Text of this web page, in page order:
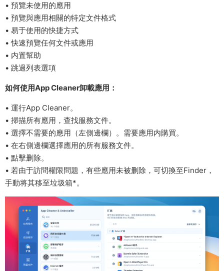
• 預覽未使用的應用
• 預覽與應用相關的特定文件格式
• 易于使用的快捷方式
• 快速預覽任何文件或應用
• 内置幫助
• 跳過列表選項
如何使用App Cleaner卸載應用：
• 運行App Cleaner。
• 掃描所有應用，查找服務文件。
• 選擇不需要的應用（左側邊欄）。需要應用内購買。
• 在右側邊欄選擇應用的所有服務文件。
• 點擊删除。
• 若由于訪問權限問題，有些應用未被删除，可切換至Finder，
手動将其移至垃圾箱*。